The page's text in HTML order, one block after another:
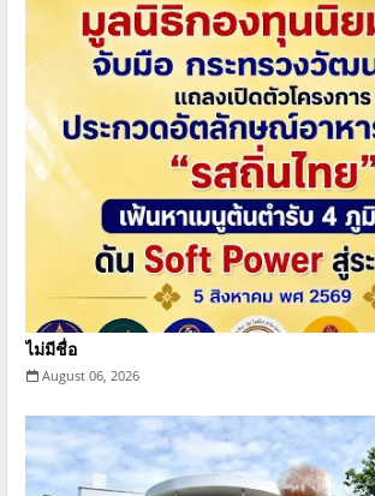
ไม่มีชื่อ
August 06, 2026